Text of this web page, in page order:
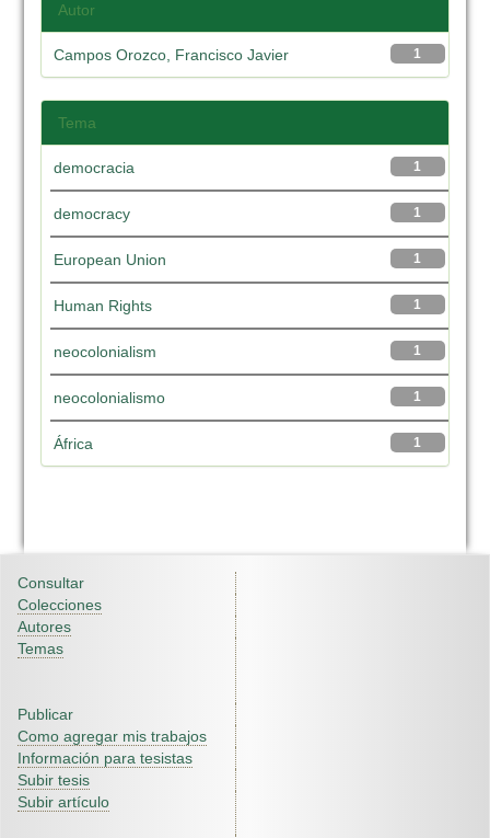
Autor
1
Campos Orozco, Francisco Javier
Tema
1
democracia
1
democracy
1
European Union
1
Human Rights
1
neocolonialism
1
neocolonialismo
1
África
Consultar
Colecciones
Autores
Temas
Publicar
Como agregar mis trabajos
Información para tesistas
Subir tesis
Subir artículo